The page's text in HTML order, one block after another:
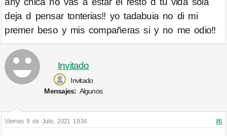
deja d pensar tonterias!! yo tadabuia no di mi
premer beso y mis compañeras si y no me odio!!
Invitado
Invitado
Mensajes: Algunos
Viernes 9 de Julio, 2021 19:34 #6